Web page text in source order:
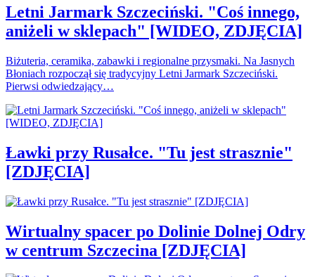
Letni Jarmark Szczeciński. "Coś innego,
aniżeli w sklepach" [WIDEO, ZDJĘCIA]
Biżuteria, ceramika, zabawki i regionalne przysmaki. Na Jasnych
Błoniach rozpoczął się tradycyjny Letni Jarmark Szczeciński.
Pierwsi odwiedzający…
Ławki przy Rusałce. "Tu jest strasznie"
[ZDJĘCIA]
Wirtualny spacer po Dolinie Dolnej Odry
w centrum Szczecina [ZDJĘCIA]